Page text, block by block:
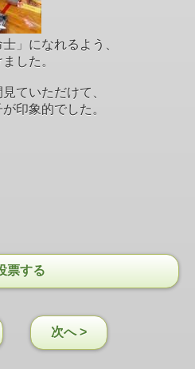
」になれるよう、
した。
ていただけて、
印象的でした。
票する
次へ >